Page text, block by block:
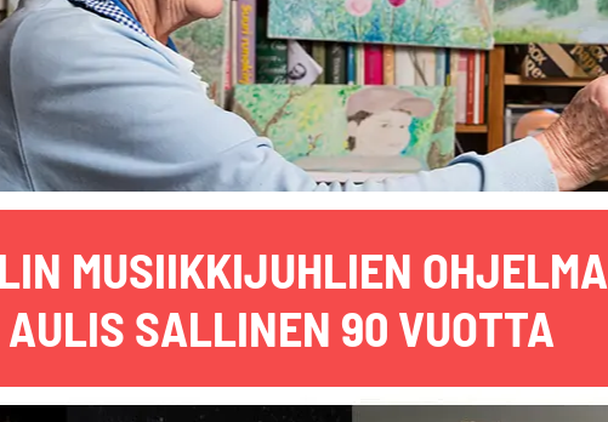
MUSIIKKIJUHLIEN OHJELMA
SALLINEN 90 VUOTTA